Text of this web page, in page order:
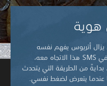
يزال أتريوس يفهم نفسه
وشخصيته. اتخذ أعضاء الفريق في SMS هذا الاتجاه معه،
من الطريقة التي يتحدث
عندما يتعرض لضغط نفسي.